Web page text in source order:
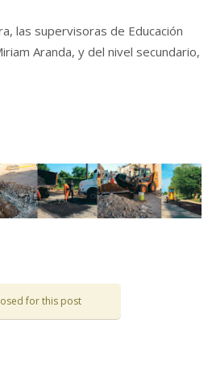
las supervisoras de Educación
Aranda, y del nivel secundario,
for this post